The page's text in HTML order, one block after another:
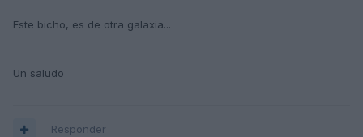
Este bicho, es de otra galaxia...
Un saludo
Responder